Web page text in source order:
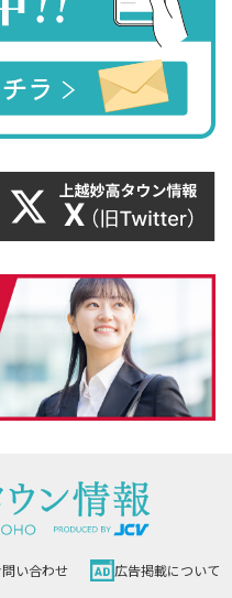
問い合わせ 広告掲載について